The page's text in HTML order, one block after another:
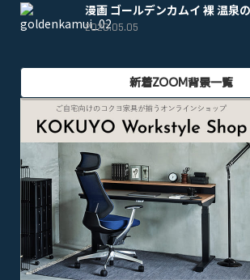
漫画 ゴールデンカムイ 裸 温泉
2020.05.05
新着ZOOM背景一覧